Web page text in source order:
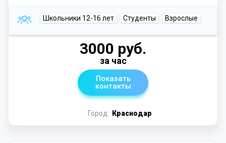
Школьники 12-16 лет Студенты Взрослые
Город: Краснодар
3000 руб.
за час
Показать
контакты